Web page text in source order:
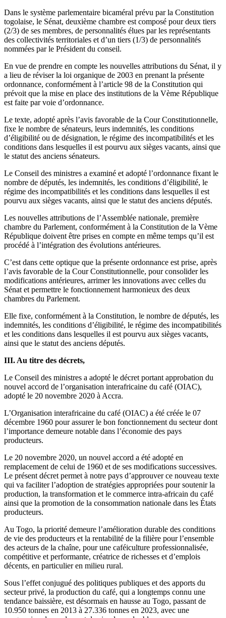
Dans le système parlementaire bicaméral prévu par la Constitution
togolaise, le Sénat, deuxième chambre est composé pour deux tiers
(2/3) de ses membres, de personnalités élues par les représentants
des collectivités territoriales et d’un tiers (1/3) de personnalités
nommées par le Président du conseil.
En vue de prendre en compte les nouvelles attributions du Sénat, il y
a lieu de réviser la loi organique de 2003 en prenant la présente
ordonnance, conformément à l’article 98 de la Constitution qui
prévoit que la mise en place des institutions de la Vème République
est faite par voie d’ordonnance.
Le texte, adopté après l’avis favorable de la Cour Constitutionnelle,
fixe le nombre de sénateurs, leurs indemnités, les conditions
d’éligibilité ou de désignation, le régime des incompatibilités et les
conditions dans lesquelles il est pourvu aux sièges vacants, ainsi que
le statut des anciens sénateurs.
Le Conseil des ministres a examiné et adopté l’ordonnance fixant le
nombre de députés, les indemnités, les conditions d’éligibilité, le
régime des incompatibilités et les conditions dans lesquelles il est
pourvu aux sièges vacants, ainsi que le statut des anciens députés.
Les nouvelles attributions de l’Assemblée nationale, première
chambre du Parlement, conformément à la Constitution de la Vème
République doivent être prises en compte en même temps qu’il est
procédé à l’intégration des évolutions antérieures.
C’est dans cette optique que la présente ordonnance est prise, après
l’avis favorable de la Cour Constitutionnelle, pour consolider les
modifications antérieures, arrimer les innovations avec celles du
Sénat et permettre le fonctionnement harmonieux des deux
chambres du Parlement.
Elle fixe, conformément à la Constitution, le nombre de députés, les
indemnités, les conditions d’éligibilité, le régime des incompatibilités
et les conditions dans lesquelles il est pourvu aux sièges vacants,
ainsi que le statut des anciens députés.
III. Au titre des décrets,
Le Conseil des ministres a adopté le décret portant approbation du
nouvel accord de l’organisation interafricaine du café (OIAC),
adopté le 20 novembre 2020 à Accra.
L’Organisation interafricaine du café (OIAC) a été créée le 07
décembre 1960 pour assurer le bon fonctionnement du secteur dont
l’importance demeure notable dans l’économie des pays
producteurs.
Le 20 novembre 2020, un nouvel accord a été adopté en
remplacement de celui de 1960 et de ses modifications successives.
Le présent décret permet à notre pays d’approuver ce nouveau texte
qui va faciliter l’adoption de stratégies appropriées pour soutenir la
production, la transformation et le commerce intra-africain du café
ainsi que la promotion de la consommation nationale dans les États
producteurs.
Au Togo, la priorité demeure l’amélioration durable des conditions
de vie des producteurs et la rentabilité de la filière pour l’ensemble
des acteurs de la chaîne, pour une caféiculture professionnalisée,
compétitive et performante, créatrice de richesses et d’emplois
décents, en particulier en milieu rural.
Sous l’effet conjugué des politiques publiques et des apports du
secteur privé, la production du café, qui a longtemps connu une
tendance baissière, est désormais en hausse au Togo, passant de
10.950 tonnes en 2013 à 27.336 tonnes en 2023, avec une